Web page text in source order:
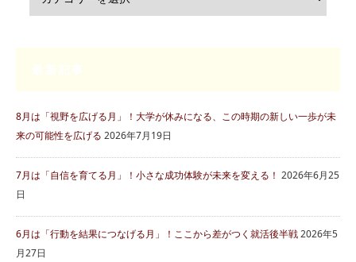
8月は「視野を広げる月」！大学が休みになる、この時期の新しい一歩が未
来の可能性を広げる 2026年7月19日
7月は「自信を育てる月」！小さな成功体験が未来を変える！ 2026年6月25
日
6月は「行動を結果につなげる月」！ここから差がつく就活後半戦2026年5
月27日